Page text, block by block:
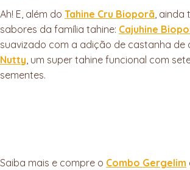
Ah! E, além do Tahine Cru Bioporã ,
sabores da família tahine: Cajuhine
suavizado com a adição de castanha de
Nutty , um super tahine funcional com
sementes.
Saiba mais e compre o Combo Gergelim